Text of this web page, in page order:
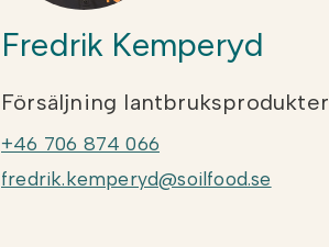
Fredrik Kemperyd
Försäljning lantbruksprodukter
+46 706 874 066
fredrik.kemperyd@soilfood.se